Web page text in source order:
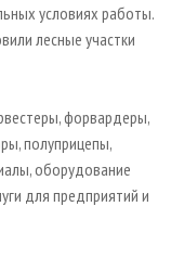
условиях работы.
лесные участки
форвардеры,
полуприцепы,
оборудование
для предприятий и